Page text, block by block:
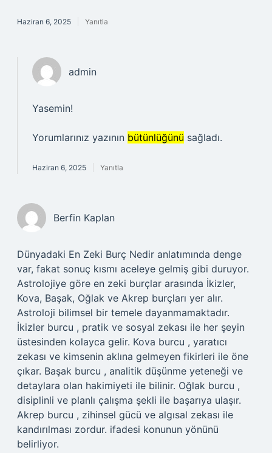
Haziran 6, 2025 Yanıtla
admin
Yasemin!
Yorumlarınız yazının bütünlüğünü sağladı.
Haziran 6, 2025 Yanıtla
Berfin Kaplan
Dünyadaki En Zeki Burç Nedir anlatımında denge
var, fakat sonuç kısmı aceleye gelmiş gibi duruyor.
Astrolojiye göre en zeki burçlar arasında İkizler,
Kova, Başak, Oğlak ve Akrep burçları yer alır.
Astroloji bilimsel bir temele dayanmamaktadır.
İkizler burcu , pratik ve sosyal zekası ile her şeyin
üstesinden kolayca gelir. Kova burcu , yaratıcı
zekası ve kimsenin aklına gelmeyen fikirleri ile öne
çıkar. Başak burcu , analitik düşünme yeteneği ve
detaylara olan hakimiyeti ile bilinir. Oğlak burcu ,
disiplinli ve planlı çalışma şekli ile başarıya ulaşır.
Akrep burcu , zihinsel gücü ve algısal zekası ile
kandırılması zordur. ifadesi konunun yönünü
belirliyor.